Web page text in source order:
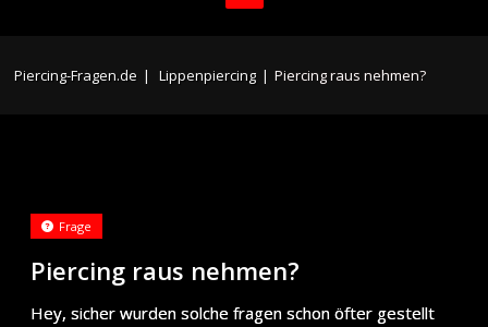
Piercing-Fragen.de | Lippenpiercing | Piercing raus nehmen?
Piercing raus nehmen?
Frage
Hey, sicher wurden solche fragen schon öfter gestellt